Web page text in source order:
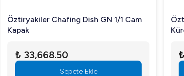
Öztiryakiler Chafing Dish GN 1/1 Cam
Kapak
₺ 33,668.50
Sepete Ekle